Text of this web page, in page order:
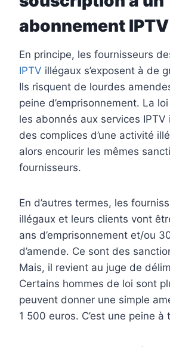
abonnement
En principe, les fournisseurs
IPTV illégaux s’exposent à de
Ils risquent de lourdes
peine d’emprisonnement. La
les abonnés aux services IPTV
des complices d’une activité
alors encourir les mêmes
fournisseurs.
En d’autres termes, les
illégaux et leurs clients vont
ans d’emprisonnement et/ou
d’amende. Ce sont des
Mais, il revient au juge de
Certains hommes de loi sont
peuvent donner une simple
1 500 euros. C’est une peine